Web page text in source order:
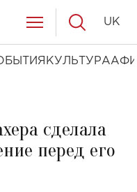
КУЛЬТУРА
UK
сделала
перед его